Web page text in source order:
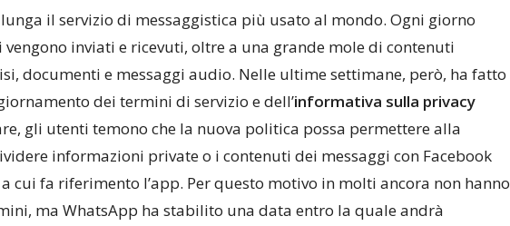
il servizio di messaggistica più usato al mondo. Ogni giorno
inviati e ricevuti, oltre a una grande mole di contenuti
documenti e messaggi audio. Nelle ultime settimane, però, ha fatto
dei termini di servizio e dell’informativa sulla privacy
gli utenti temono che la nuova politica possa permettere alla
informazioni private o i contenuti dei messaggi con Facebook
a cui fa riferimento l’app. Per questo motivo in molti ancora non hanno
ma WhatsApp ha stabilito una data entro la quale andrà